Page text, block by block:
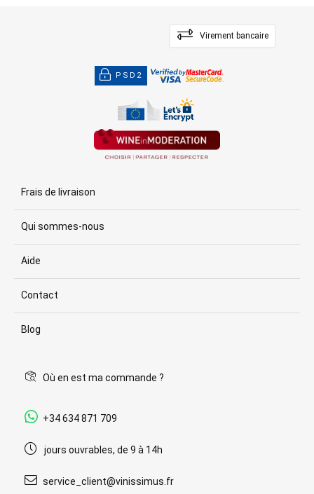
Virement bancaire
PSD2
Frais de livraison
Qui sommes-nous
Aide
Contact
Blog
Où en est ma commande ?
+34 634 871 709
jours ouvrables, de 9 à 14h
service_client@vinissimus.fr